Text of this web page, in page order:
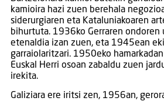
kamioira hazi zuen berehala
siderurgiaren eta Kataluniakoaren
bihurtuta. 1936ko Gerraren ondoren
etenaldia izan zuen, eta 1945ean
garraiolaritzari. 1950eko
Euskal Herri osoan zabaldu zuen
irekita.
Galiziara ere iritsi zen, 1956an,